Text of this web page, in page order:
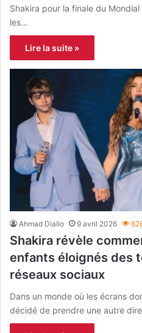
Shakira pour la finale du
les…
Lire la suite »
Ahmad Diallo 9 avril 2026
Shakira révèle
enfants éloignés des
réseaux sociaux
Dans un monde où les écrans
décidé de prendre une autre